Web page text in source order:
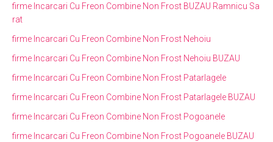
firme Incarcari Cu Freon Combine Non Frost BUZAU Ramnicu Sa
rat
firme Incarcari Cu Freon Combine Non Frost Nehoiu
firme Incarcari Cu Freon Combine Non Frost Nehoiu BUZAU
firme Incarcari Cu Freon Combine Non Frost Patarlagele
firme Incarcari Cu Freon Combine Non Frost Patarlagele BUZAU
firme Incarcari Cu Freon Combine Non Frost Pogoanele
firme Incarcari Cu Freon Combine Non Frost Pogoanele BUZAU